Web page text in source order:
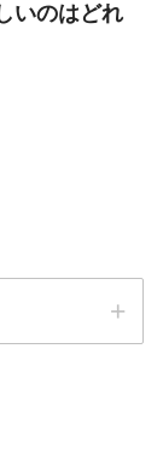
いのはどれ